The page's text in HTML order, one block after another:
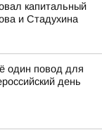
капитальный
и Стадухина
один повод для
день